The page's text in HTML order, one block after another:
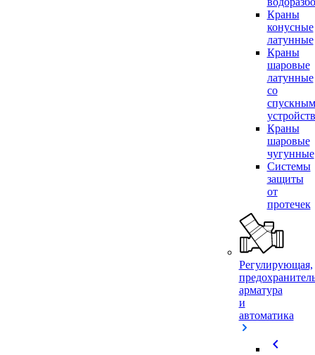
Краны
конусные
латунные
Краны
шаровые
латунные
со
спускным
Краны
шаровые
чугунные
Системы
защиты
от
протечек
Регулирующая,
арматура
и
автоматика
chevron_left